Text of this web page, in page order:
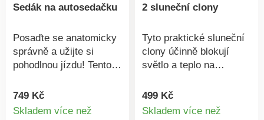
Sedák na autosedačku
Posaďte se anatomicky
správně a užijte si
pohodlnou jízdu! Tento
tvaru skořepiny s
cílenými výztuhami v
749 Kč
Skladem více než
2 sluneční clony
Tyto praktické sluneční
clony účinně blokují
světlo a teplo na
Stačí je připevnit
pomocí přísavek a v
499 Kč
Skladem více než